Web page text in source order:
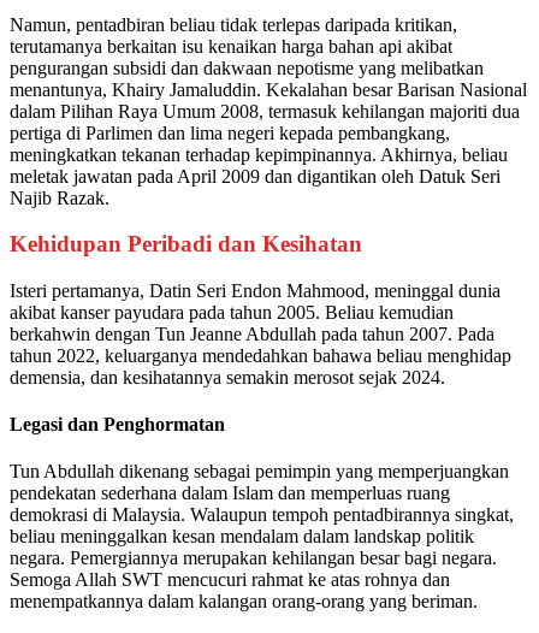
Namun, pentadbiran beliau tidak terlepas daripada kritikan,
terutamanya berkaitan isu kenaikan harga bahan api akibat
pengurangan subsidi dan dakwaan nepotisme yang melibatkan
menantunya, Khairy Jamaluddin. Kekalahan besar Barisan Nasional
dalam Pilihan Raya Umum 2008, termasuk kehilangan majoriti dua
pertiga di Parlimen dan lima negeri kepada pembangkang,
meningkatkan tekanan terhadap kepimpinannya. Akhirnya, beliau
meletak jawatan pada April 2009 dan digantikan oleh Datuk Seri
Najib Razak. ​
Kehidupan Peribadi dan Kesihatan
Isteri pertamanya, Datin Seri Endon Mahmood, meninggal dunia
akibat kanser payudara pada tahun 2005. Beliau kemudian
berkahwin dengan Tun Jeanne Abdullah pada tahun 2007. Pada
tahun 2022, keluarganya mendedahkan bahawa beliau menghidap
demensia, dan kesihatannya semakin merosot sejak 2024. ​
Legasi dan Penghormatan
Tun Abdullah dikenang sebagai pemimpin yang memperjuangkan
pendekatan sederhana dalam Islam dan memperluas ruang
demokrasi di Malaysia. Walaupun tempoh pentadbirannya singkat,
beliau meninggalkan kesan mendalam dalam landskap politik
negara. Pemergiannya merupakan kehilangan besar bagi negara.
Semoga Allah SWT mencucuri rahmat ke atas rohnya dan
menempatkannya dalam kalangan orang-orang yang beriman.​